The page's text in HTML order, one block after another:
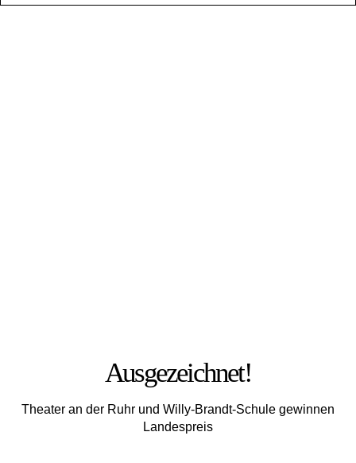
Ausgezeichnet!
Theater an der Ruhr und Willy-Brandt-Schule gewinnen
Landespreis